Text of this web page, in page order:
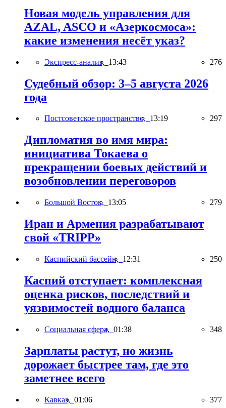
Новая модель управления для
AZAL, ASCO и «Азеркосмоса»:
какие изменения несёт указ?
Экспресс-анализ, 13:43 276
Судебный обзор: 3–5 августа 2026
года
Постсоветское пространство, 13:19 297
Дипломатия во имя мира:
инициатива Токаева о
прекращении боевых действий и
возобновлении переговоров
Большой Восток, 13:05 279
Иран и Армения разрабатывают
свой «TRIPP»
Каспийский бассейн, 12:31 250
Каспий отступает: комплексная
оценка рисков, последствий и
уязвимостей водного баланса
Социальная сфера, 01:38 348
Зарплаты растут, но жизнь
дорожает быстрее там, где это
заметнее всего
Кавказ, 01:06 377